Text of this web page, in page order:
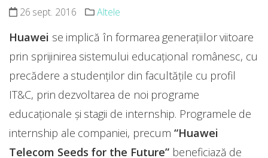
26 sept. 2016 Altele
Huawei se implică în formarea generațiilor viitoare
prin sprijinirea sistemului educațional românesc, cu
precădere a studenților din facultățile cu profil
IT&C, prin dezvoltarea de noi programe
educaționale și stagii de internship. Programele de
internship ale companiei, precum “Huawei
Telecom Seeds for the Future”beneficiază de